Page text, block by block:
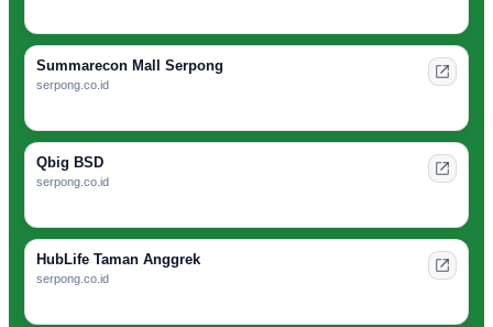
Summarecon Mall Serpong
serpong.co.id
Qbig BSD
serpong.co.id
HubLife Taman Anggrek
serpong.co.id